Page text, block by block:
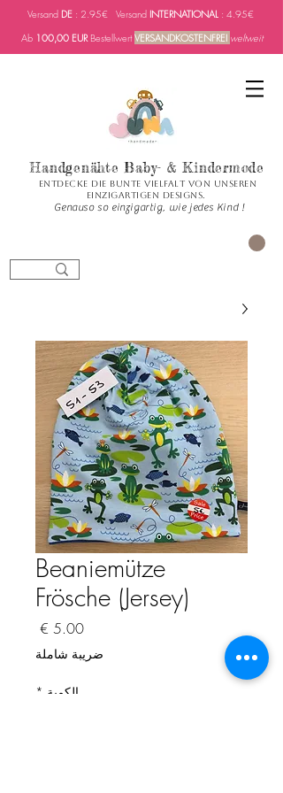
Versand DE : 2.95€ Versand INTERNATIONAL : 4.95€
Ab 100,00 EURBestellwertVERSANDKOSTENFREI weltweit
Handgenähte Baby- & Kindermode
Entdecke die bunte Vielfalt von unseren
einzigartigen Designs.
Genauso so einzigartig, wie jedes Kind !
Beaniemütze
Frösche (Jersey)
السعر
ضريبة شاملة
الكمية *